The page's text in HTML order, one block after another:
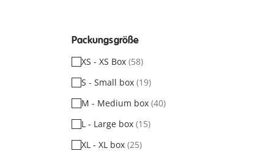
Packungsgröße
XS - XS Box (58)
S - Small box (19)
M - Medium box (40)
L - Large box (15)
XL - XL box (25)